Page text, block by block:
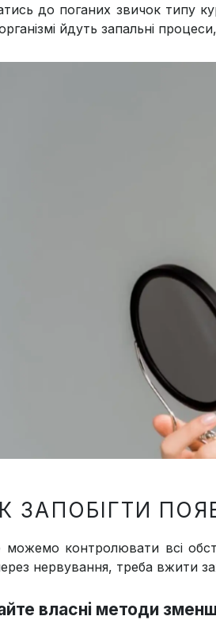
до поганих звичок типу
йдуть запальні
ЗАПОБІГТИ
контролювати всі
нервування, треба вжити
власні методи